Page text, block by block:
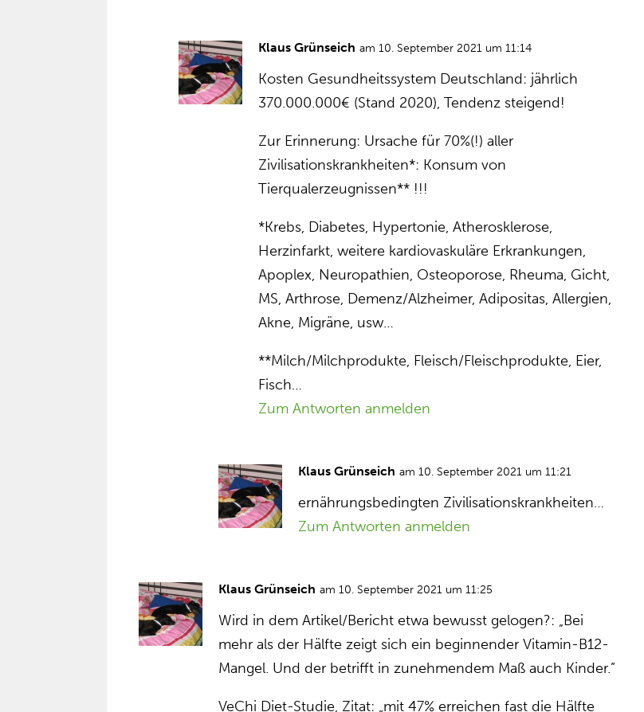
Klaus Grünseich am 10. September 2021 um 11:14
Kosten Gesundheitssystem Deutschland: jährlich
370.000.000€ (Stand 2020), Tendenz steigend!
Zur Erinnerung: Ursache für 70%(!) aller
Zivilisationskrankheiten*: Konsum von
Tierqualerzeugnissen** !!!
*Krebs, Diabetes, Hypertonie, Atherosklerose,
Herzinfarkt, weitere kardiovaskuläre Erkrankungen,
Apoplex, Neuropathien, Osteoporose, Rheuma, Gicht,
MS, Arthrose, Demenz/Alzheimer, Adipositas, Allergien,
Akne, Migräne, usw…
**Milch/Milchprodukte, Fleisch/Fleischprodukte, Eier,
Fisch…
Zum Antworten anmelden
Klaus Grünseich am 10. September 2021 um 11:21
ernährungsbedingten Zivilisationskrankheiten…
Zum Antworten anmelden
Klaus Grünseich am 10. September 2021 um 11:25
Wird in dem Artikel/Bericht etwa bewusst gelogen?: „Bei
mehr als der Hälfte zeigt sich ein beginnender Vitamin-B12-
Mangel. Und der betrifft in zunehmendem Maß auch Kinder.”
VeChi Diet-Studie, Zitat: „mit 47% erreichen fast die Hälfte